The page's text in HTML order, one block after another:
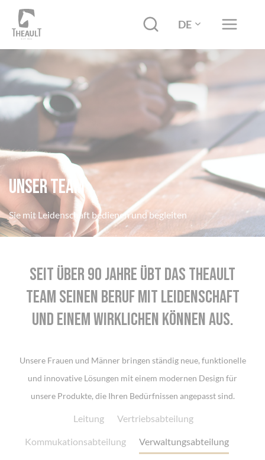
DE
Unser Team
Sie mit Leidenschaft bedienen und begleiten
Seit über 90 Jahre übt das THEAULT
Team seinen Beruf mit Leidenschaft
und einem wirklichen Können aus.
Unsere Frauen und Männer bringen ständig neue, funktionelle
und innovative Lösungen mit einem modernen Design für
unsere Produkte, die Ihren Bedürfnissen angepasst sind.
Leitung Vertriebsabteilung
Kommukationsabteilung Verwaltungsabteilung